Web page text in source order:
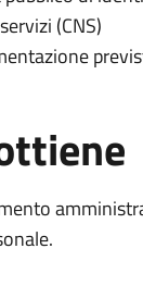
(CNS)